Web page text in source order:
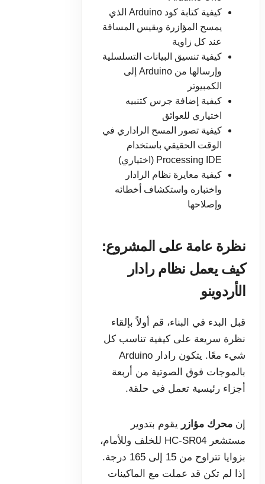
كيفية كتابة كود Arduino الذي
يمسح المؤازرة ويقيس المسافة
عند كل زاوية
كيفية تنسيق البيانات التسلسلية
وإرسالها من Arduino إلى
الكمبيوتر
كيفية إضافة جرس كتنبيه
اختياري للعوائق
كيفية تصور المسح الراداري في
الوقت الحقيقي باستخدام
Processing IDE (اختياري)
كيفية معايرة نظام الرادار
واختباره واستكشاف أخطائه
وإصلاحها
نظرة عامة على المشروع:
كيف يعمل نظام رادار
الأردوينو
قبل البدء في البناء، قم أولاً بإلقاء
نظرة سريعة على كيفية تناسب كل
شيء معًا. يتكون رادار Arduino
بالموجات فوق الصوتية من أربعة
أجزاء رئيسية تعمل في حلقة.
إن محرك مؤازر يقوم بتدوير
مستشعر HC-SR04 للخلف وللأمام،
بزوايا تتراوح من 15 إلى 165 درجة.
إذا لم تكن قد عملت مع الماكينات